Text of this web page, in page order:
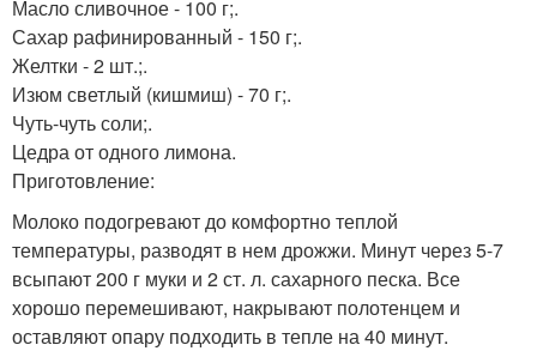
Масло сливочное - 100 г;.
Сахар рафинированный - 150 г;.
Желтки - 2 шт.;.
Изюм светлый (кишмиш) - 70 г;.
Чуть-чуть соли;.
Цедра от одного лимона.
Приготовление:
Молоко подогревают до комфортно теплой
температуры, разводят в нем дрожжи. Минут через 5-7
всыпают 200 г муки и 2 ст. л. сахарного песка. Все
хорошо перемешивают, накрывают полотенцем и
оставляют опару подходить в тепле на 40 минут.